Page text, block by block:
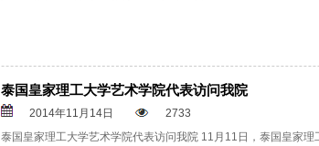
泰国皇家理工大学艺术学院代表访问我院
2014年11月14日
2733
泰国皇家理工大学艺术学院代表访问我院 11月11日，泰国皇家理